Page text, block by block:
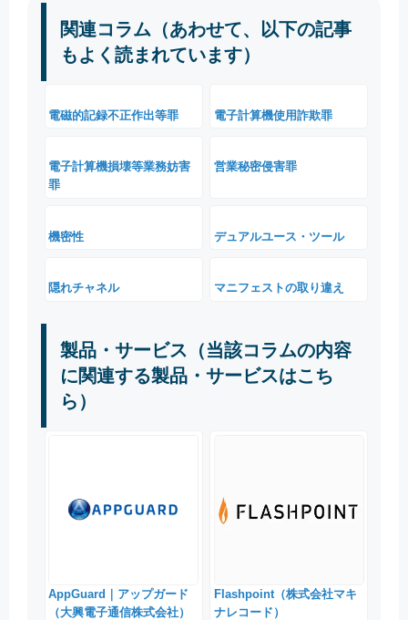
関連コラム（あわせて、以下の記事
もよく読まれています）
電磁的記録不正作出等罪 電子計算機使用詐欺罪
電子計算機損壊等業務妨害
罪
営業秘密侵害罪
機密性 デュアルユース・ツール
隠れチャネル マニフェストの取り違え
製品・サービス（当該コラムの内容
に関連する製品・サービスはこち
ら）
AppGuard｜アップガード
（大興電子通信株式会社）
Flashpoint（株式会社マキ
ナレコード）